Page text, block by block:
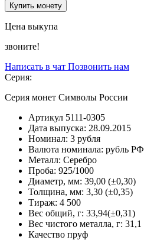
Купить монету
Цена выкупа
звоните!
Написать в чат Позвонить нам
Серия:
Серия монет Символы России
Артикул 5111-0305
Дата выпуска: 28.09.2015
Номинал: 3 рубля
Валюта номинала: рубль РФ
Металл: Серебро
Проба: 925/1000
Диаметр, мм: 39,00 (±0,30)
Толщина, мм: 3,30 (±0,35)
Тираж: 4 500
Вес общий, г: 33,94(±0,31)
Вес чистого металла, г: 31,1
Качество пруф